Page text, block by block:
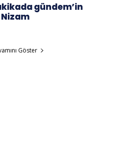
gündem’in
Göster